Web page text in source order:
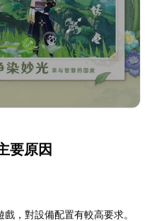
要原因
，對設備配置有較高要求。